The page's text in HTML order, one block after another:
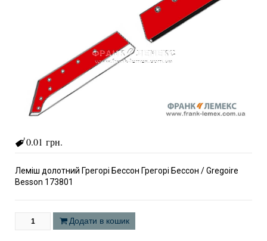
0.01 грн.
Леміш долотний Грегорі Бессон Грегорі Бессон / Gregoire
Besson 173801
Додати в кошик